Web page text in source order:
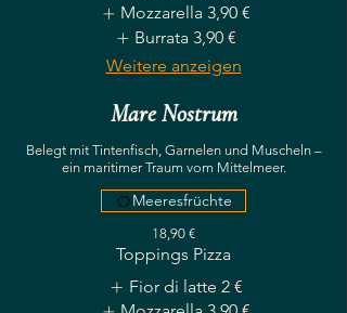
Mozzarella 3,90 €
Burrata 3,90 €
Weitere anzeigen
Mare Nostrum
Belegt mit Tintenfisch, Garnelen und Muscheln –
ein maritimer Traum vom Mittelmeer.
18,90 €
Meeresfrüchte
Toppings Pizza
Fior di latte 2 €